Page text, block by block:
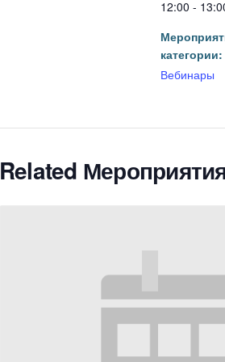
12:00 -
категории:
Вебинары
Related